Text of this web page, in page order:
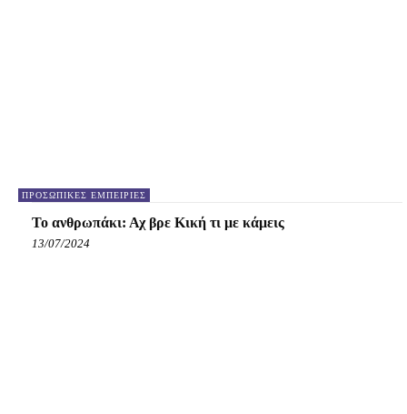
ΠΡΟΣΩΠΙΚΈΣ ΕΜΠΕΙΡΊΕΣ
Το ανθρωπάκι: Αχ βρε Κική τι με κάμεις
13/07/2024